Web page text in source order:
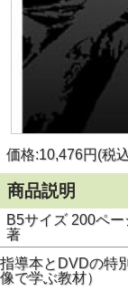
価格:10,476円(税
商品説明
B5サイズ 200ペ
著
指導本とDVDの特
像で学ぶ教材）